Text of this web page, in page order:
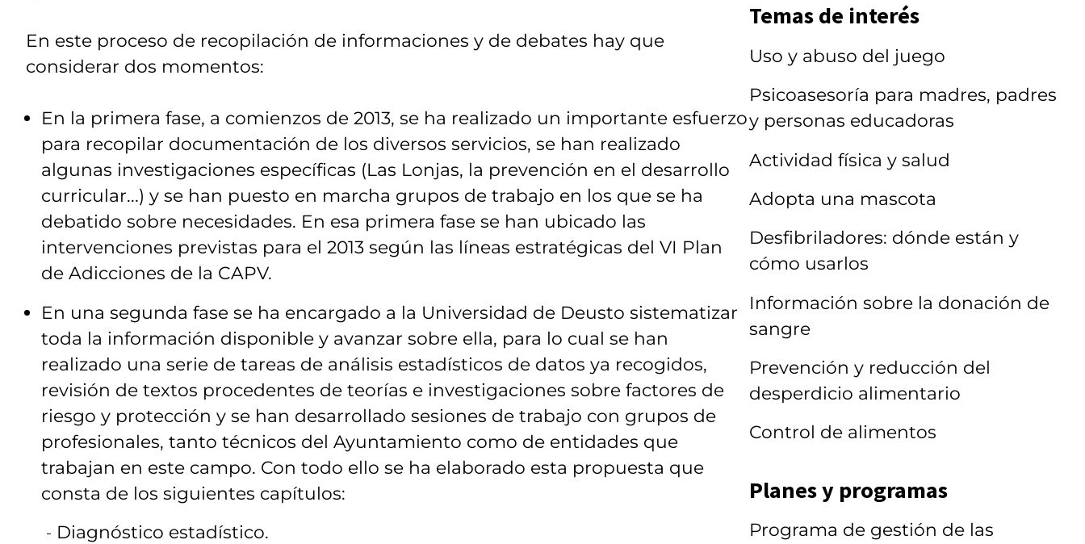
En este proceso de recopilación de informaciones y de debates hay que
considerar dos momentos:
En la primera fase, a comienzos de 2013, se ha realizado un importante esfuerzo
para recopilar documentación de los diversos servicios, se han realizado
algunas investigaciones específicas (Las Lonjas, la prevención en el desarrollo
curricular...) y se han puesto en marcha grupos de trabajo en los que se ha
debatido sobre necesidades. En esa primera fase se han ubicado las
intervenciones previstas para el 2013 según las líneas estratégicas del VI Plan
de Adicciones de la CAPV.
En una segunda fase se ha encargado a la Universidad de Deusto sistematizar
toda la información disponible y avanzar sobre ella, para lo cual se han
realizado una serie de tareas de análisis estadísticos de datos ya recogidos,
revisión de textos procedentes de teorías e investigaciones sobre factores de
riesgo y protección y se han desarrollado sesiones de trabajo con grupos de
profesionales, tanto técnicos del Ayuntamiento como de entidades que
trabajan en este campo. Con todo ello se ha elaborado esta propuesta que
consta de los siguientes capítulos:
Diagnóstico estadístico.
Temas de interés
Uso y abuso del juego
Psicoasesoría para madres, padres
y personas educadoras
Actividad física y salud
Adopta una mascota
Desfibriladores: dónde están y
cómo usarlos
Información sobre la donación de
sangre
Prevención y reducción del
desperdicio alimentario
Control de alimentos
Planes y programas
Programa de gestión de las